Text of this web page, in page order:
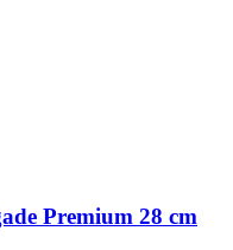
Premium 28 cm